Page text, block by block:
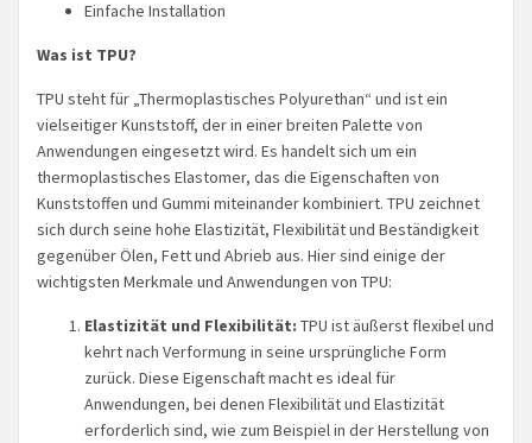
Einfache Installation
Was ist TPU?
TPU steht für „Thermoplastisches Polyurethan“ und ist ein
vielseitiger Kunststoff, der in einer breiten Palette von
Anwendungen eingesetzt wird. Es handelt sich um ein
thermoplastisches Elastomer, das die Eigenschaften von
Kunststoffen und Gummi miteinander kombiniert. TPU zeichnet
sich durch seine hohe Elastizität, Flexibilität und Beständigkeit
gegenüber Ölen, Fett und Abrieb aus. Hier sind einige der
wichtigsten Merkmale und Anwendungen von TPU:
Elastizität und Flexibilität: TPU ist äußerst flexibel und
kehrt nach Verformung in seine ursprüngliche Form
zurück. Diese Eigenschaft macht es ideal für
Anwendungen, bei denen Flexibilität und Elastizität
erforderlich sind, wie zum Beispiel in der Herstellung von